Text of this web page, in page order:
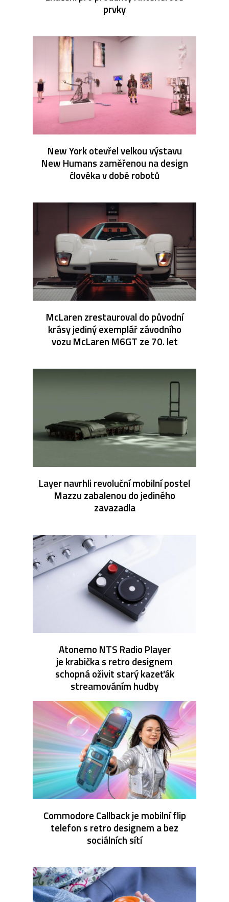
prvky
New York otevřel velkou výstavu
New Humans zaměřenou na design
člověka v době robotů
McLaren zrestauroval do původní
krásy jediný exemplář závodního
vozu McLaren M6GT ze 70. let
Layer navrhli revoluční mobilní postel
Mazzu zabalenou do jediného
zavazadla
Atonemo NTS Radio Player
je krabička s retro designem
schopná oživit starý kazeťák
streamováním hudby
Commodore Callback je mobilní flip
telefon s retro designem a bez
sociálních sítí